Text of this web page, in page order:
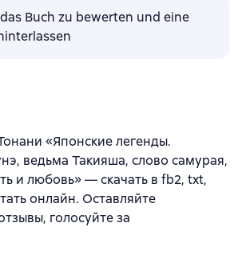
Buch zu bewerten und eine
«Японские легенды.
ведьма Такияша, слово самурая,
и любовь» — скачать в fb2, txt,
онлайн. Оставляйте
голосуйте за